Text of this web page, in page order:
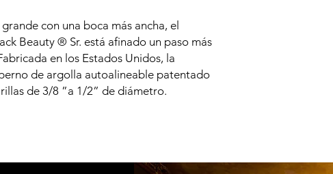
con una boca más ancha, el
Beauty ® Sr. está afinado un paso más
en los Estados Unidos, la
de argolla autoalineable patentado
de 3/8 ”a 1/2” de diámetro.